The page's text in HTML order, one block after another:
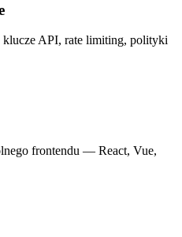
API, rate limiting, polityki
frontendu — React, Vue,